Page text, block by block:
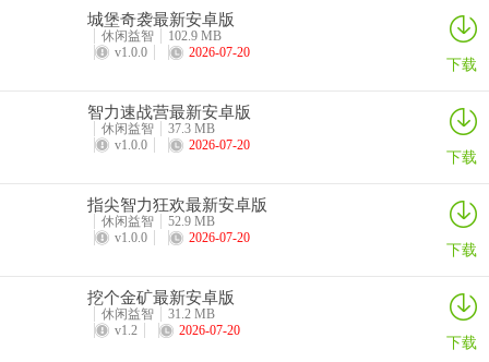
城堡奇袭最新安卓版
休闲益智
102.9 MB
v1.0.0
2026-07-20 下载
智力速战营最新安卓版
休闲益智
37.3 MB
v1.0.0
2026-07-20 下载
指尖智力狂欢最新安卓版
休闲益智
52.9 MB
v1.0.0
2026-07-20 下载
挖个金矿最新安卓版
休闲益智
31.2 MB
v1.2
2026-07-20 下载